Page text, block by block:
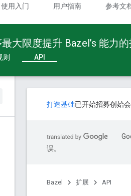
使用入门 用户指南 参考文
大限度提升 Bazel’s 能力
则 API
打造基础已开始招募创始
误。
Bazel 扩展 API